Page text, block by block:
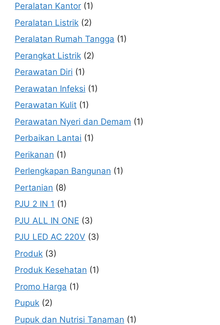
Peralatan Kantor (1)
Peralatan Listrik (2)
Peralatan Rumah Tangga (1)
Perangkat Listrik (2)
Perawatan Diri (1)
Perawatan Infeksi (1)
Perawatan Kulit (1)
Perawatan Nyeri dan Demam (1)
Perbaikan Lantai (1)
Perikanan (1)
Perlengkapan Bangunan (1)
Pertanian (8)
PJU 2 IN 1 (1)
PJU ALL IN ONE (3)
PJU LED AC 220V (3)
Produk (3)
Produk Kesehatan (1)
Promo Harga (1)
Pupuk (2)
Pupuk dan Nutrisi Tanaman (1)